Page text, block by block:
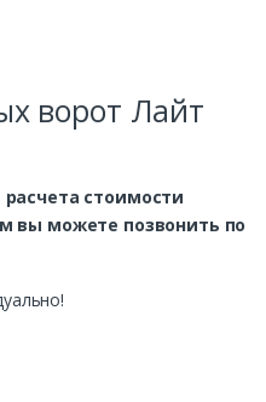
ворот Лайт
стоимости
вы можете позвонить по